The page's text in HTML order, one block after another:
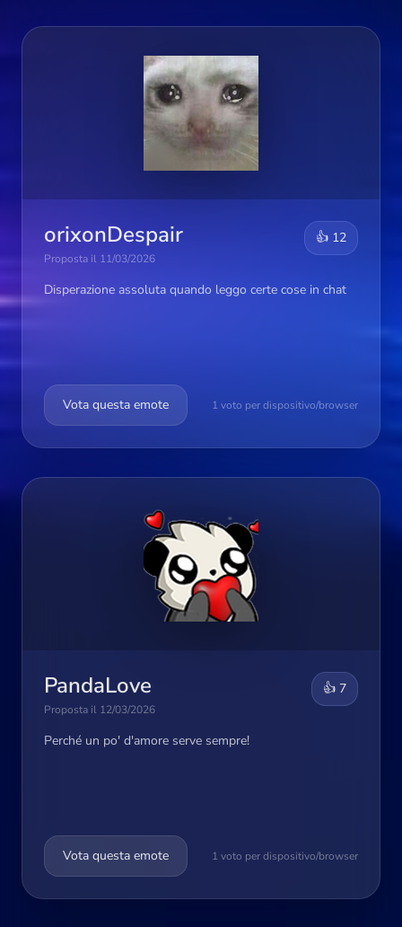
orixonDespair
Proposta il 11/03/2026
👍 12
Disperazione assoluta quando leggo certe cose in chat
Vota questa emote 1 voto per dispositivo/browser
PandaLove
Proposta il 12/03/2026
👍 7
Perché un po' d'amore serve sempre!
Vota questa emote 1 voto per dispositivo/browser